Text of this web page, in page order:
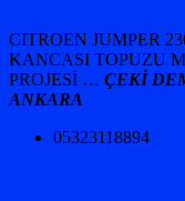
CITROEN JUMPER
KANCASI TOPUZU
PROJESİ … ÇEKİ
ANKARA
05323118894